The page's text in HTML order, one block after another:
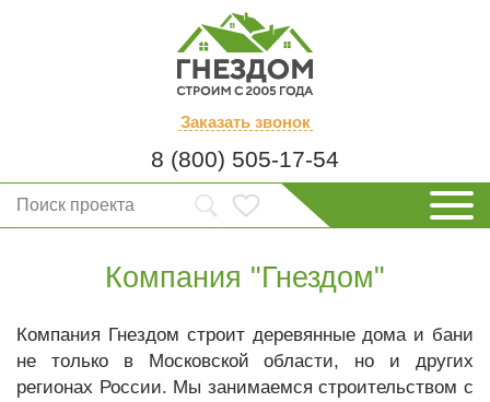
Заказать звонок
8 (800) 505-17-54
Компания "Гнездом"
Компания Гнездом строит деревянные дома и бани
не только в Московской области, но и других
регионах России. Мы занимаемся строительством с